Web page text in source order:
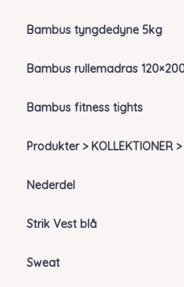
Bambus tyngdedyne 5kg
Bambus rullemadras
Bambus fitness tights
Produkter > KOLLEKTIONER
Nederdel
Strik Vest blå
Sweat